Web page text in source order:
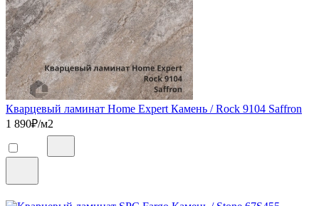
Кварцевый ламинат Home Expert Камень / Rock 9104 Saffron
1 890₽/м2